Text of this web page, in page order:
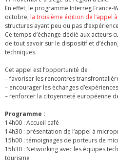
En effet, le programme Interreg France-
octobre, la troisième édition de l’appel
structures ayant peu ou pas
Ce temps d’échange dédié aux acteurs
de tout savoir sur le dispositif et
techniques.
Cet appel est l’opportunité de :
– favoriser les rencontres
– encourager les échanges
– renforcer la citoyenneté européenne
Programme :
14h00 : Accueil café
14h30 : présentation de l’appel à
15h00 : témoignages de porteurs de
15h30 : Networking avec les équipes
tourisme